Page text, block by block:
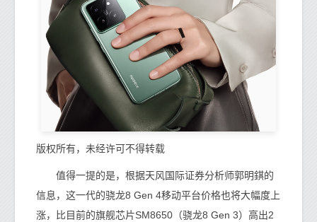
版权所有，未经许可不得转载
值得一提的是，根据天风国际证券分析师郭明錤的
信息，这一代的骁龙8 Gen 4移动平台价格也将大幅度上
涨，比目前的旗舰芯片SM8650（骁龙8 Gen 3）高出2